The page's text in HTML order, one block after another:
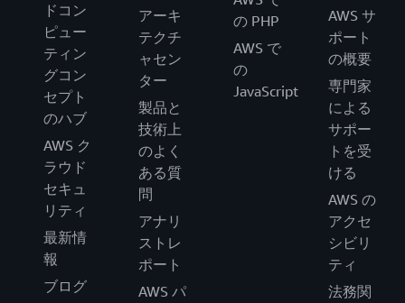
ドコン
ピュー
ティン
グコン
セプト
のハブ
AWS ク
ラウド
セキュ
リティ
最新情
報
ブログ
アーキ
テクチ
ャセン
ター
製品と
技術上
のよく
ある質
問
アナリ
ストレ
ポート
AWS パ
の PHP
AWS で
の
JavaScript
AWS サ
ポート
の概要
専門家
による
サポー
トを受
ける
AWS の
アクセ
シビリ
ティ
法務関